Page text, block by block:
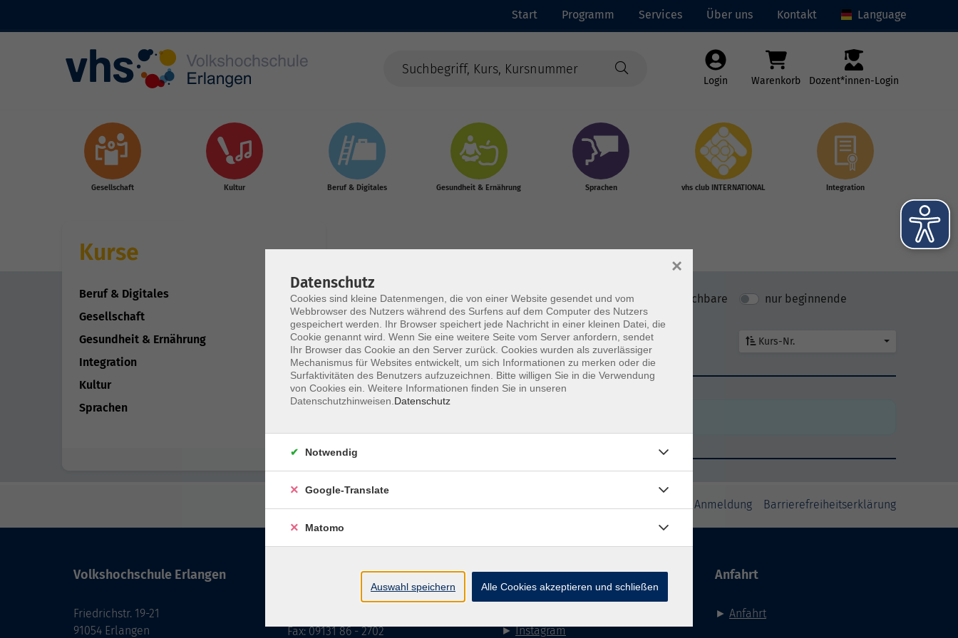
Start Programm Services Über uns Kontakt Language
Login Warenkorb Dozent*innen-Login
Gesellschaft Kultur Beruf & Digitales Gesundheit & Ernährung Sprachen vhs club INTERNATIONAL Integration
Kurse
Beruf & Digitales
Gesellschaft
Gesundheit & Ernährung
Integration
Kultur
Sprachen
Wochentage Tageszeit nur buchbare nur beginnende
Kurs-Nr.
mehr laden
Datenschutzhinweise zur Anmeldung Barrierefreiheitserklärung
Volkshochschule Erlangen
Friedrichstr. 19-21
91054 Erlangen
Fax: 09131 86 - 2702
Social Media
►Instagram
Anfahrt
► Anfahrt
Datenschutz
Cookies sind kleine Datenmengen, die von einer Website gesendet und vom
Webbrowser des Nutzers während des Surfens auf dem Computer des Nutzers
gespeichert werden. Ihr Browser speichert jede Nachricht in einer kleinen Datei, die
Cookie genannt wird. Wenn Sie eine weitere Seite vom Server anfordern, sendet
Ihr Browser das Cookie an den Server zurück. Cookies wurden als zuverlässiger
Mechanismus für Websites entwickelt, um sich Informationen zu merken oder die
Surfaktivitäten des Benutzers aufzuzeichnen. Bitte willigen Sie in die Verwendung
von Cookies ein. Weitere Informationen finden Sie in unseren
Datenschutzhinweisen. Datenschutz
×
Notwendig
Google-Translate
Matomo
Auswahl speichern Alle Cookies akzeptieren und schließen